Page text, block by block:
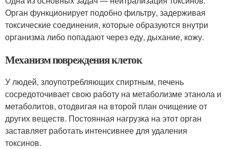
Орган функционирует подобно фильтру, задерживая
токсические соединения, которые образуются внутри
организма либо попадают через еду, дыхание, кожу.
Механизм повреждения клеток
У людей, злоупотребляющих спиртным, печень
сосредоточивает свою работу на метаболизме этанола и
метаболитов, отодвигая на второй план очищение от
других веществ. Постоянная нагрузка на этот орган
заставляет работать интенсивнее для удаления
токсинов.